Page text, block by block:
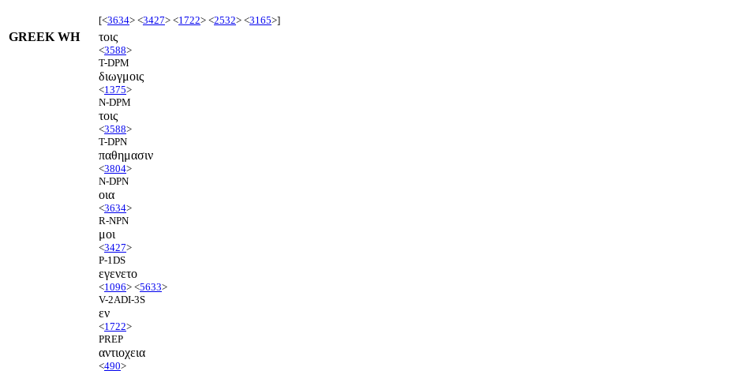
[<3634> <3427> <1722> <2532> <3165>]
GREEK WH τοις
<3588>
T-DPM
διωγμοις
<1375>
N-DPM
τοις
<3588>
T-DPN
παθημασιν
<3804>
N-DPN
οια
<3634>
R-NPN
μοι
<3427>
P-1DS
εγενετο
<1096> <5633>
V-2ADI-3S
εν
<1722>
PREP
αντιοχεια
<490>